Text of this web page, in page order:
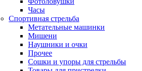
Часы
Спортивная стрельба
Метательные машинки
Мишени
Наушники и очки
Прочее
Сошки и упоры для стрельбы